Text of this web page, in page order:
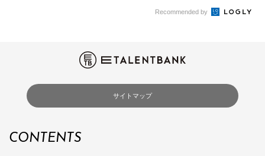
Recommended by
サイトマップ
CONTENTS